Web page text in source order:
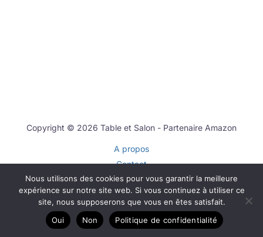
Copyright © 2026 Table et Salon - Partenaire Amazon
A propos
Contact
Plan du site
Mentions légales
Politique de confidentialité
Nous utilisons des cookies pour vous garantir la meilleure
expérience sur notre site web. Si vous continuez à utiliser ce
site, nous supposerons que vous en êtes satisfait.
Oui
Non Politique de confidentialité